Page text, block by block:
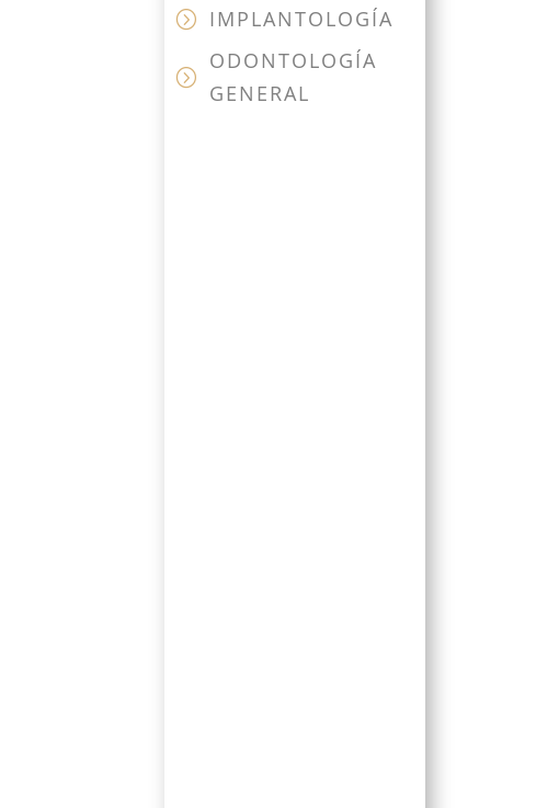
= IMPLANTOLOGÍA
=
ODONTOLOGÍA
GENERAL